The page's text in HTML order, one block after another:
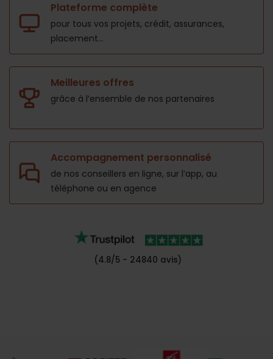
Plateforme complète
pour tous vos projets, crédit, assurances,
placement...
Meilleures offres
grâce à l’ensemble de nos partenaires
Accompagnement personnalisé
de nos conseillers en ligne, sur l’app, au
téléphone ou en agence
(4.8/5 - 24840 avis)